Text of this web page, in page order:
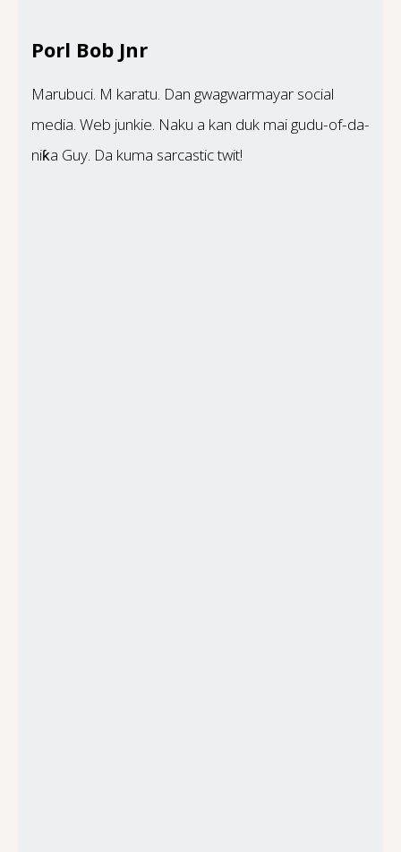
Porl Bob Jnr
Marubuci. M karatu. Dan gwagwarmayar social
media. Web junkie. Naku a kan duk mai gudu-of-da-
niƙa Guy. Da kuma sarcastic twit!